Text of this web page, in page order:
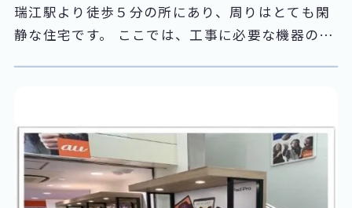
瑞江駅より徒歩５分の所にあり、周りはとても閑
静な住宅です。 ここでは、工事に必要な機器の保
お願いいたします。